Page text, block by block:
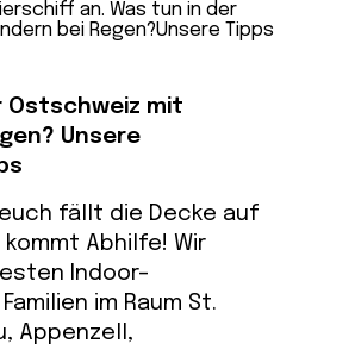
Ostschweiz mit
Unsere
fällt die Decke auf
Abhilfe! Wir
Indoor-
im Raum St.
Appenzell,